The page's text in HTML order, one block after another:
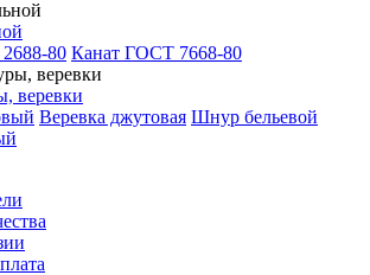
80 Канат ГОСТ 7668-80
веревки
Веревка джутовая Шнур бельевой